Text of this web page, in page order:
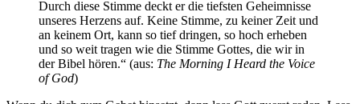
Durch diese Stimme deckt er die tiefsten Geheimnisse
unseres Herzens auf. Keine Stimme, zu keiner Zeit und
an keinem Ort, kann so tief dringen, so hoch erheben
und so weit tragen wie die Stimme Gottes, die wir in
der Bibel hören.“ (aus: The Morning I Heard the Voice
of God)